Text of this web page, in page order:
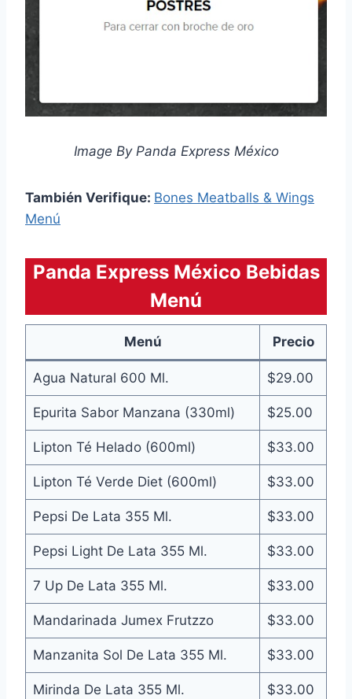
Image By Panda Express México
También Verifique: Bones Meatballs & Wings
Menú
Panda Express México Bebidas
Menú
Menú Precio
Agua Natural 600 Ml. $29.00
Epurita Sabor Manzana (330ml) $25.00
Lipton Té Helado (600ml) $33.00
Lipton Té Verde Diet (600ml) $33.00
Pepsi De Lata 355 Ml. $33.00
Pepsi Light De Lata 355 Ml. $33.00
7 Up De Lata 355 Ml. $33.00
Mandarinada Jumex Frutzzo $33.00
Manzanita Sol De Lata 355 Ml. $33.00
Mirinda De Lata 355 Ml. $33.00